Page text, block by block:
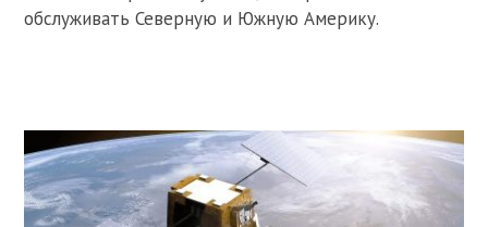
обслуживать Северную и Южную Америку.